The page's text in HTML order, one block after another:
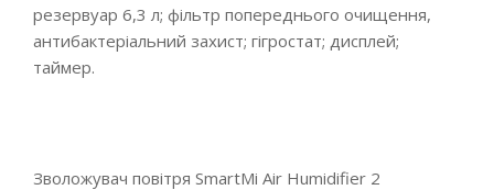
резервуар 6,3 л; фільтр попереднього очищення,
антибактеріальний захист; гігростат; дисплей;
таймер.
Зволожувач повітря SmartMi Air Humidifier 2